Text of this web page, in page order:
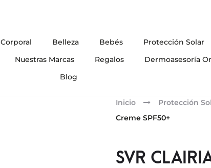
Corporal Belleza Bebés
Protección Solar
Nuestras Marcas Regalos
Dermoasesoría
Blog
Inicio Protección
Creme SPF50+
SVR